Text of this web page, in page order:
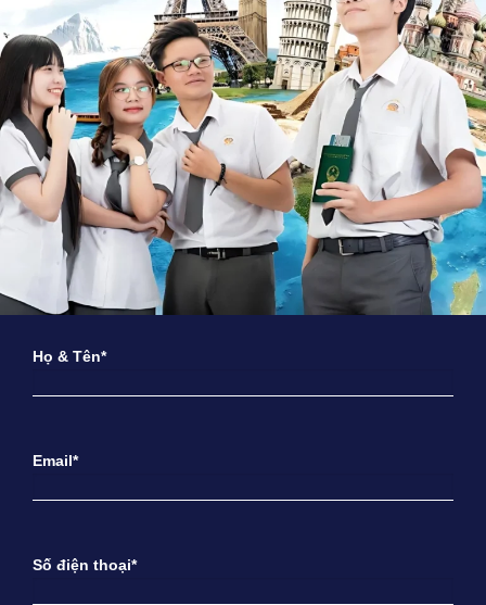
Họ & Tên*
Email*
Số điện thoại*